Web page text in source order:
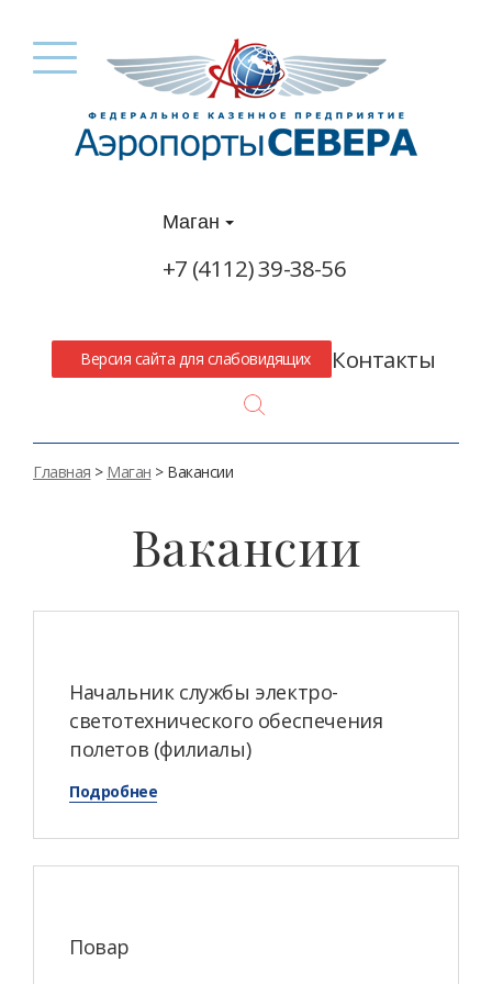
Маган
+7 (4112) 39-38-56
Версия сайта для слабовидящих Контакты
Главная > Маган > Вакансии
Вакансии
Начальник службы электро-
светотехнического обеспечения
полетов (филиалы)
Подробнее
Повар